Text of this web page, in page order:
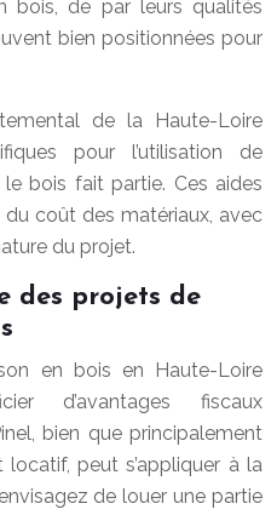
bois, de par leurs qualités
bien positionnées pour
de la Haute-Loire
pour l’utilisation de
bois fait partie. Ces aides
du coût des matériaux, avec
du projet.
des projets de
en bois en Haute-Loire
d’avantages fiscaux
bien que principalement
locatif, peut s’appliquer à la
de louer une partie